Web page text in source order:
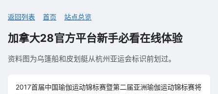
返回列表 首页 站点总览
加拿大28官方平台新手必看在线体验
资料图为乌篷船和皮划艇从杭州亚运会标识前划过。
2017首届中国瑜伽运动锦标赛暨第二届亚洲瑜伽运动锦标赛将